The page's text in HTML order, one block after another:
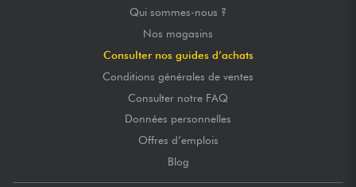
Qui sommes-nous ?
Nos magasins
Consulter nos guides d’achats
Conditions générales de ventes
Consulter notre FAQ
Données personnelles
Offres d’emplois
Blog